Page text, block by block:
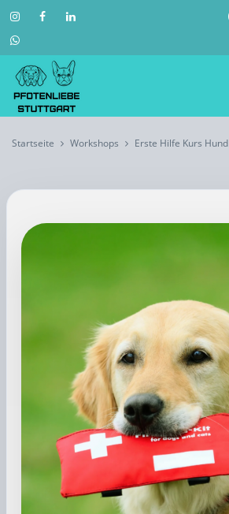
Startseite Workshops Erste Hilfe Kurs Hund